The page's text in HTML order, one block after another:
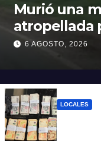
Murió una
atropellada
en Nelson
6 AGOSTO, 2026
LOCALES